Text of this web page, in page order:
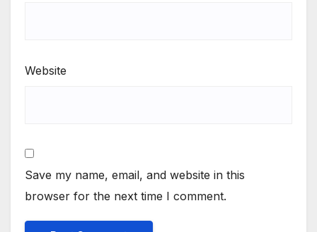
Website
Save my name, email, and website in this
browser for the next time I comment.